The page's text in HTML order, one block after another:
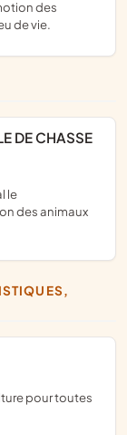
de vie.
des animaux